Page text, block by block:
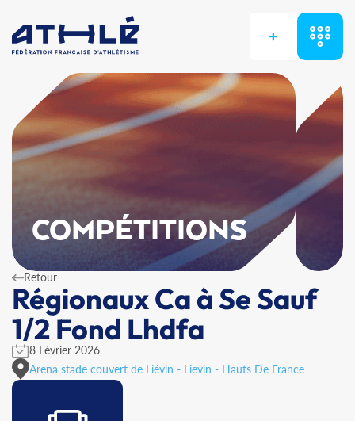
+
COMPÉTITIONS
Retour
Régionaux Ca à Se Sauf
1/2 Fond Lhdfa
8 Février 2026
Arena stade couvert de Liévin - Lievin - Hauts De France